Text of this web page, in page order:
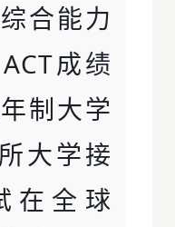
合能力
成绩
制大学
大学接
在全球